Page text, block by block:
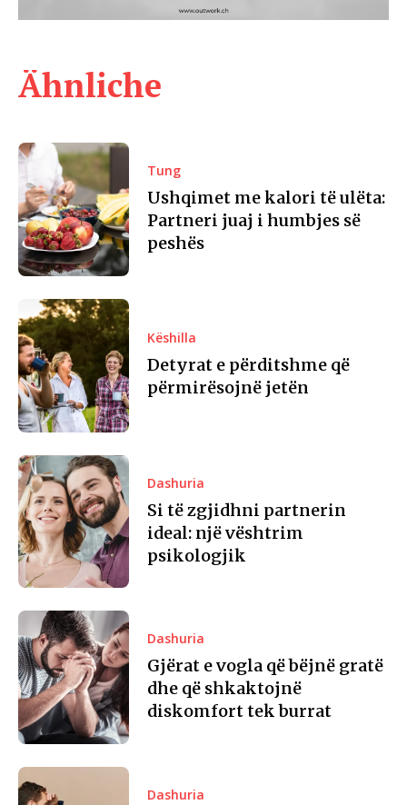
Ähnliche
Tung
Ushqimet me kalori të ulëta:
Partneri juaj i humbjes së
peshës
Këshilla
Detyrat e përditshme që
përmirësojnë jetën
Dashuria
Si të zgjidhni partnerin
ideal: një vështrim
psikologjik
Dashuria
Gjërat e vogla që bëjnë gratë
dhe që shkaktojnë
diskomfort tek burrat
Dashuria